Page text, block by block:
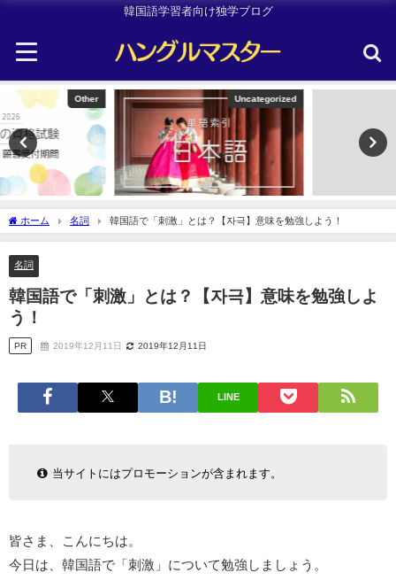
韓国語学習者向け独学ブログ
Uncategorized
ホーム 名詞 韓国語で「刺激」とは？【자극】意味を勉強しよう！
名詞
韓国語で「刺激」とは？【자극】意味を勉強しよ
う！
PR 2019年12月11日 2019年12月11日
LINE
当サイトにはプロモーションが含まれます。
皆さま、こんにちは。
今日は、韓国語で「刺激」について勉強しましょう。